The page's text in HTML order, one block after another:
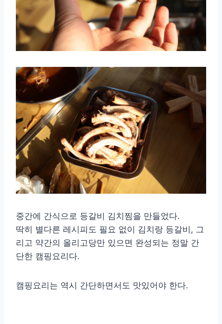
중간에 간식으로 등갈비 김치찜을 만들었다.
딱히 별다른 레시피도 필요 없이 김치랑 등갈비, 그
리고 약간의 올리고당만 있으면 완성되는 정말 간
단한 캠핑요리다.
캠핑요리는 역시 간단하면서도 맛있어야 한다.